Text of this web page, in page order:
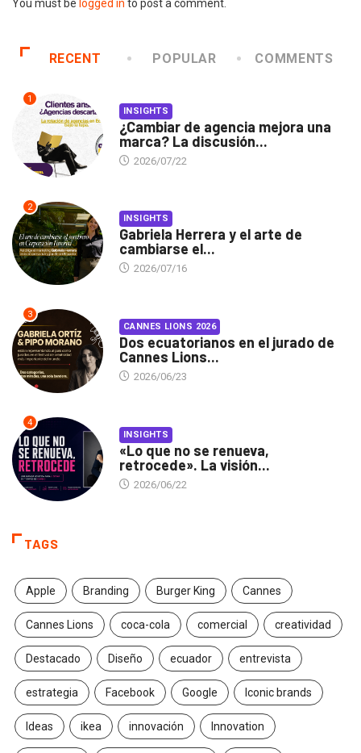
You must be logged in to post a comment.
RECENT POPULAR COMMENTS
1
INSIGHTS
¿Cambiar de agencia mejora una
marca? La discusión...
2026/07/22
2
INSIGHTS
Gabriela Herrera y el arte de
cambiarse el...
2026/07/16
3
CANNES LIONS 2026
Dos ecuatorianos en el jurado de
Cannes Lions...
2026/06/23
4
INSIGHTS
«Lo que no se renueva,
retrocede». La visión...
2026/06/22
TAGS
Apple Branding Burger King Cannes
Cannes Lions coca-cola comercial creatividad
Destacado Diseño ecuador entrevista
estrategia Facebook Google Iconic brands
Ideas ikea innovación Innovation